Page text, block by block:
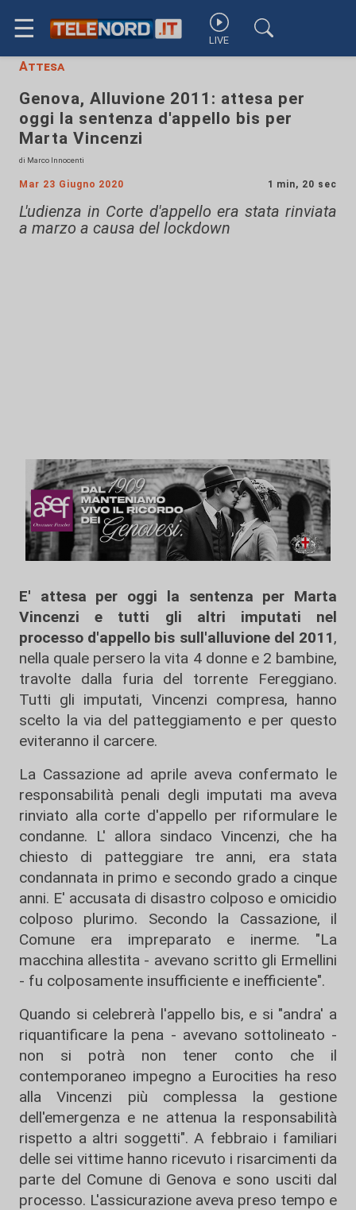
☰ LIVE
Attesa
Genova, Alluvione 2011: attesa per
oggi la sentenza d'appello bis per
Marta Vincenzi
di Marco Innocenti
Mar 23 Giugno 2020 1 min, 20 sec
L'udienza in Corte d'appello era stata rinviata
a marzo a causa del lockdown
E' attesa per oggi la sentenza per Marta
Vincenzi e tutti gli altri imputati nel
processo d'appello bis sull'alluvione del 2011,
nella quale persero la vita 4 donne e 2 bambine,
travolte dalla furia del torrente Fereggiano.
Tutti gli imputati, Vincenzi compresa, hanno
scelto la via del patteggiamento e per questo
eviteranno il carcere.
La Cassazione ad aprile aveva confermato le
responsabilità penali degli imputati ma aveva
rinviato alla corte d'appello per riformulare le
condanne. L' allora sindaco Vincenzi, che ha
chiesto di patteggiare tre anni, era stata
condannata in primo e secondo grado a cinque
anni. E' accusata di disastro colposo e omicidio
colposo plurimo. Secondo la Cassazione, il
Comune era impreparato e inerme. "La
macchina allestita - avevano scritto gli Ermellini
- fu colposamente insufficiente e inefficiente".
Quando si celebrerà l'appello bis, e si "andra' a
riquantificare la pena - avevano sottolineato -
non si potrà non tener conto che il
contemporaneo impegno a Eurocities ha reso
alla Vincenzi più complessa la gestione
dell'emergenza e ne attenua la responsabilità
rispetto a altri soggetti". A febbraio i familiari
delle sei vittime hanno ricevuto i risarcimenti da
parte del Comune di Genova e sono usciti dal
processo. L'assicurazione aveva preso tempo e